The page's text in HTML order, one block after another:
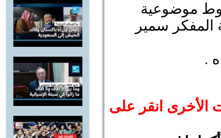
موضوعية
المفكر سمير
.
الأخرى انقر على